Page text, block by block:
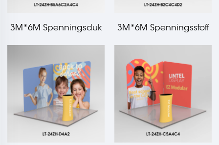
3M*6M Spenningsduk
3M*6M Spenningsstoff
B2C4C4D2